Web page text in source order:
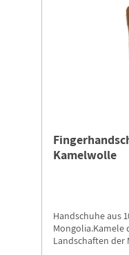
Kamelwolle
Handschuhe aus
Mongolia.Kamele
Landschaften der